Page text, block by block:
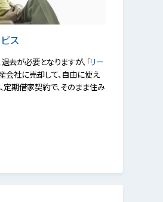
ス
去が必要となりますが、「リー
会社に売却して、自由に使え
定期借家契約で、そのまま住み